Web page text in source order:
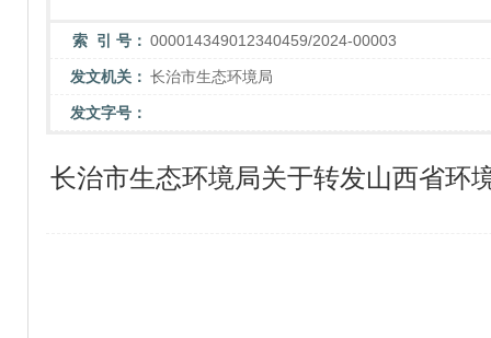
索 引 号： 000014349012340459/2024-00003
发文机关： 长治市生态环境局
发文字号：
长治市生态环境局关于转发山西省环